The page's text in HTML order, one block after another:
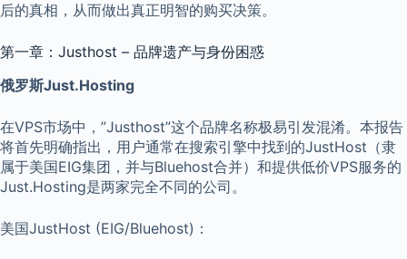
后的真相，从而做出真正明智的购买决策。
第一章：Justhost – 品牌遗产与身份困惑
俄罗斯Just.Hosting
在VPS市场中，”Justhost”这个品牌名称极易引发混淆。本报告
将首先明确指出，用户通常在搜索引擎中找到的JustHost（隶
属于美国EIG集团，并与Bluehost合并）和提供低价VPS服务的
Just.Hosting是两家完全不同的公司。
美国JustHost (EIG/Bluehost)：